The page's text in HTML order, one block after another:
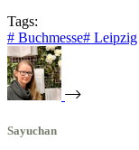
Tags:
# Buchmesse# Leipzig
Sayuchan